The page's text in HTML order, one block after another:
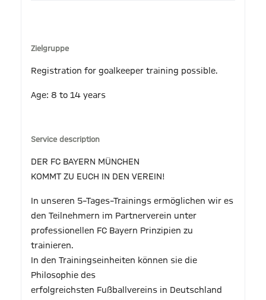
Zielgruppe
Registration for goalkeeper training possible.
Age: 8 to 14 years
Service description
DER FC BAYERN MÜNCHEN
KOMMT ZU EUCH IN DEN VEREIN!
In unseren 5–Tages–Trainings ermöglichen wir es
den Teilnehmern im Partnerverein unter
professionellen FC Bayern Prinzipien zu
trainieren.
In den Trainingseinheiten können sie die
Philosophie des
erfolgreichsten Fußballvereins in Deutschland